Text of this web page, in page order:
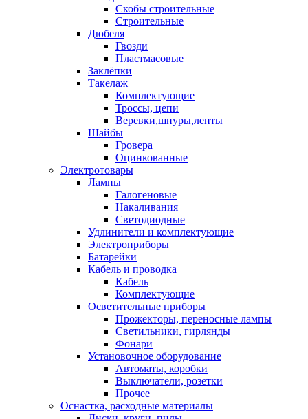
Скобы строительные
Строительные
Дюбеля
Гвозди
Пластмасовые
Заклёпки
Такелаж
Комплектующие
Троссы, цепи
Веревки,шнуры,ленты
Шайбы
Гровера
Оцинкованные
Электротовары
Лампы
Галогеновые
Накаливания
Светодиодные
Удлинители и комплектующие
Электроприборы
Батарейки
Кабель и проводка
Кабель
Комплектующие
Осветительные приборы
Прожекторы, переносные лампы
Светильники, гирлянды
Фонари
Установочное оборудование
Автоматы, коробки
Выключатели, розетки
Прочее
Оснастка, расходные материалы